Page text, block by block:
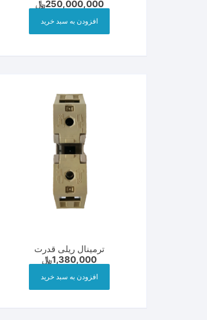
250,000,000﷼
افزودن به سبد خرید
ترمینال ریلی قدرت
1,380,000﷼
افزودن به سبد خرید